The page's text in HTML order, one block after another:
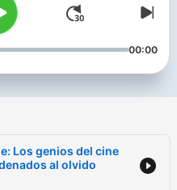
00:00
Los genios del cine
al olvido